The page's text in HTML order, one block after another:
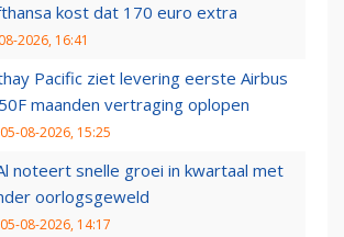
kost dat 170 euro extra
2026, 16:41
Pacific ziet levering eerste Airbus
maanden vertraging oplopen
05-08-2026, 15:25
noteert snelle groei in kwartaal met
oorlogsgeweld
05-08-2026, 14:17